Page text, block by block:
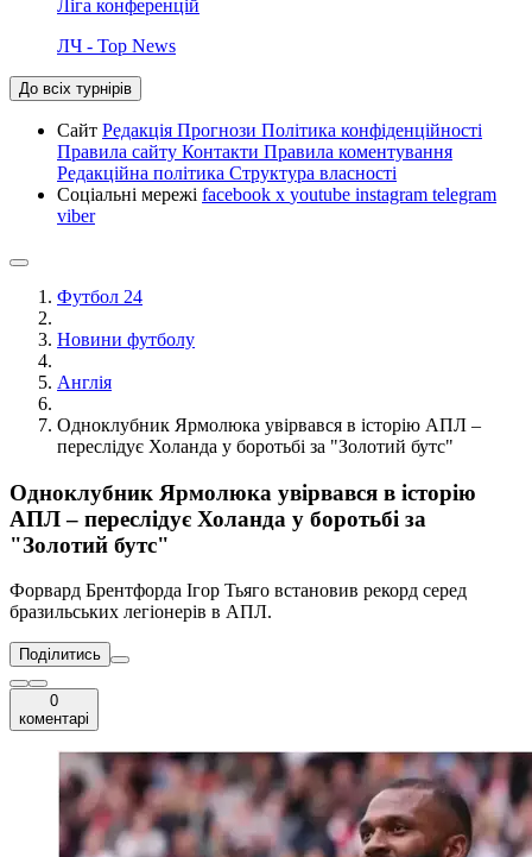
Ліга конференцій
ЛЧ - Top News
До всіх турнірів
Сайт Редакція Прогнози Політика конфіденційності
Правила сайту Контакти Правила коментування
Редакційна політика Структура власності
Соціальні мережі facebook x youtube instagram telegram
viber
Футбол 24
Новини футболу
Англія
Одноклубник Ярмолюка увірвався в історію АПЛ –
переслідує Холанда у боротьбі за "Золотий бутс"
Одноклубник Ярмолюка увірвався в історію
АПЛ – переслідує Холанда у боротьбі за
"Золотий бутс"
Форвард Брентфорда Ігор Тьяго встановив рекорд серед
бразильських легіонерів в АПЛ.
Поділитись
0
коментарі